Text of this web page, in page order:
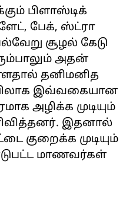
பிளாஸ்டிக்
பேக், ஸ்ட்ரா
சூழல் கேடு
அதன்
தனிமனித
இவ்வகையான
அழிக்க முடியும்
இதனால்
குறைக்க முடியும்
மாணவர்கள்